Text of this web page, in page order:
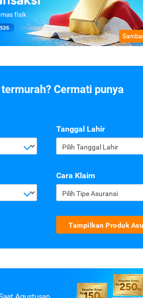
Cermati punya
Tanggal Lahir
Pilih Tanggal Lahir
Cara Klaim
Pilih Tipe Asuransi